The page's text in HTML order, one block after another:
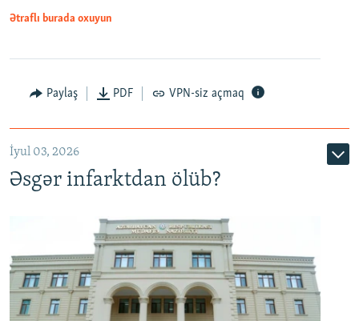
Auto 240p 360p 480p
720p 1080p
Ətraflı burada oxuyun
Paylaş PDF VPN-siz açmaq
İyul 03, 2026
Əsgər infarktdan ölüb?